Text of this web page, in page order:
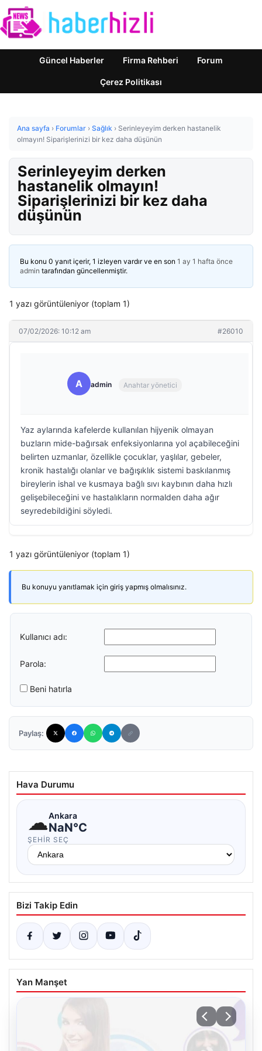
Güncel Haberler Firma Rehberi Forum
Çerez Politikası
Ana sayfa › Forumlar › Sağlık › Serinleyeyim derken hastanelik
olmayın! Siparişlerinizi bir kez daha düşünün
Serinleyeyim derken
hastanelik olmayın!
Siparişlerinizi bir kez daha
düşünün
Bu konu 0 yanıt içerir, 1 izleyen vardır ve en son 1 ay 1 hafta önce
admin tarafından güncellenmiştir.
1 yazı görüntüleniyor (toplam 1)
07/02/2026: 10:12 am #26010
A admin Anahtar yönetici
Yaz aylarında kafelerde kullanılan hijyenik olmayan
buzların mide-bağırsak enfeksiyonlarına yol açabileceğini
belirten uzmanlar, özellikle çocuklar, yaşlılar, gebeler,
kronik hastalığı olanlar ve bağışıklık sistemi baskılanmış
bireylerin ishal ve kusmaya bağlı sıvı kaybının daha hızlı
gelişebileceğini ve hastalıkların normalden daha ağır
seyredebildiğini söyledi.
1 yazı görüntüleniyor (toplam 1)
Bu konuyu yanıtlamak için giriş yapmış olmalısınız.
Kullanıcı adı:
Parola:
Beni hatırla
Paylaş:
Hava Durumu
☁Ankara
NaN°C
ŞEHIR SEÇ
Bizi Takip Edin
Yan Manşet